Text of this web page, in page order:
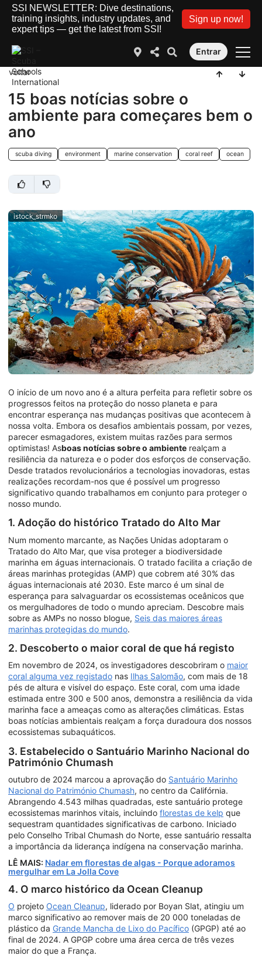
SSI NEWSLETTER: Dive destinations,
training insights, industry updates, and
expert tips — get the latest from SSI!
Sign up now!
Entrar
voltar
15 boas notícias sobre o
ambiente para começares bem o
ano
scuba diving environment marine conservation coral reef ocean
istock_strmko
O início de um novo ano é a altura perfeita para refletir sobre os
progressos feitos na proteção do nosso planeta e para
encontrar esperança nas mudanças positivas que acontecem à
nossa volta. Embora os desafios ambientais possam, por vezes,
parecer esmagadores, existem muitas razões para sermos
optimistas! Asboas notícias sobre o ambiente realçam a
resiliência da natureza e o poder dos esforços de conservação.
Desde tratados revolucionários a tecnologias inovadoras, estas
realizações recordam-nos que é possível um progresso
significativo quando trabalhamos em conjunto para proteger o
nosso mundo.
1. Adoção do histórico Tratado do Alto Mar
Num momento marcante, as Nações Unidas adoptaram o
Tratado do Alto Mar, que visa proteger a biodiversidade
marinha em águas internacionais. O tratado facilita a criação de
áreas marinhas protegidas (AMP) que cobrem até 30% das
águas internacionais até 2030. Este marco é um sinal de
esperança para salvaguardar os ecossistemas oceânicos que
os mergulhadores de todo o mundo apreciam. Descobre mais
sobre as AMPs no nosso blogue, Seis das maiores áreas
marinhas protegidas do mundo.
2. Descoberto o maior coral de que há registo
Em novembro de 2024, os investigadores descobriram o maior
coral alguma vez registado nas Ilhas Salomão, com mais de 18
pés de altura e visível do espaço. Este coral, com uma idade
estimada entre 300 e 500 anos, demonstra a resiliência da vida
marinha face a ameaças como as alterações climáticas. Estas
boas notícias ambientais realçam a força duradoura dos nossos
ecossistemas subaquáticos.
3. Estabelecido o Santuário Marinho Nacional do
Património Chumash
outubro de 2024 marcou a aprovação do Santuário Marinho
Nacional do Património Chumash, no centro da Califórnia.
Abrangendo 4.543 milhas quadradas, este santuário protege
ecossistemas marinhos vitais, incluindo florestas de kelp que
sequestram quantidades significativas de carbono. Iniciado
pelo Conselho Tribal Chumash do Norte, esse santuário ressalta
a importância da liderança indígena na conservação marinha.
LÊ MAIS: Nadar em florestas de algas - Porque adoramos
mergulhar em La Jolla Cove
4. O marco histórico da Ocean Cleanup
O projeto Ocean Cleanup, liderado por Boyan Slat, atingiu um
marco significativo ao remover mais de 20 000 toneladas de
plástico da Grande Mancha de Lixo do Pacífico (GPGP) até ao
final de 2024. A GPGP cobre uma área cerca de três vezes
maior do que a França.